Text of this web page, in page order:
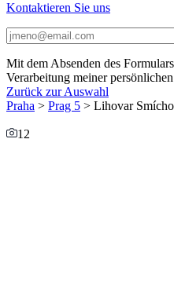
Kontaktieren Sie uns
Mit dem Absenden des
Verarbeitung meiner
Zurück zur Auswahl
Praha > Prag 5 > Lihovar
12